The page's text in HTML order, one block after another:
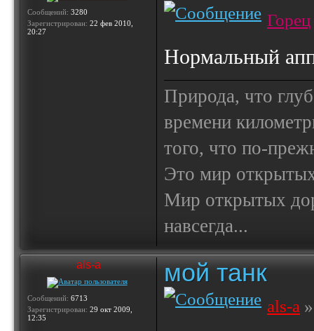
Сообщений: 3280
Зарегистрирован: 22 фев 2010,
20:27
Горец
Нормальный
Природа, что
времени
того, что по-
Это мир
Мир открытых
навсегда...
als-a
Сообщений: 6713
Зарегистрирован: 29 окт 2009,
12:35
мой танк
als-a